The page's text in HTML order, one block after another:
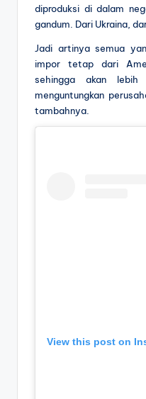
diproduksi di dalam
gandum. Dari Ukraina,
Jadi artinya semua
impor tetap dari
sehingga akan
menguntungkan
tambahnya.
View this post on